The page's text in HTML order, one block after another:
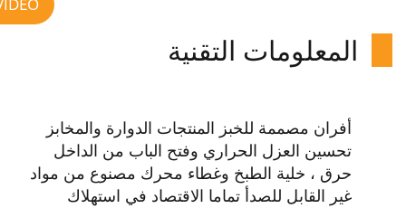
المعلومات التقنية
أفران مصممة للخبز المنتجات الدوارة والمخابز
تحسين العزل الحراري وفتح الباب من الداخل
حرق ، خلية الطبخ وغطاء محرك مصنوع من مواد
غير القابل للصدأ تماما الاقتصاد في استهلاك